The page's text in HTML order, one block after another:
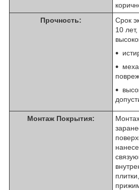
Прочность:
Срок
10
Монтаж Покрытия: